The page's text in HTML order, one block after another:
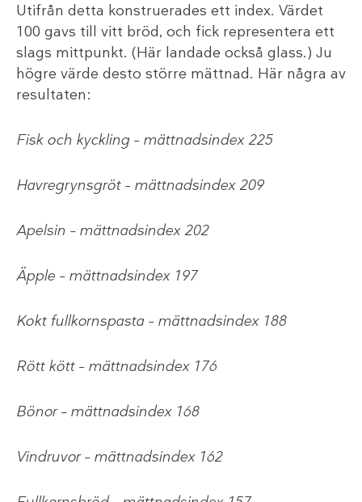
Utifrån detta konstruerades ett index. Värdet
100 gavs till vitt bröd, och fick representera ett
slags mittpunkt. (Här landade också glass.) Ju
högre värde desto större mättnad. Här några av
resultaten:
Fisk och kyckling – mättnadsindex 225
Havregrynsgröt – mättnadsindex 209
Apelsin – mättnadsindex 202
Äpple – mättnadsindex 197
Kokt fullkornspasta – mättnadsindex 188
Rött kött – mättnadsindex 176
Bönor – mättnadsindex 168
Vindruvor – mättnadsindex 162